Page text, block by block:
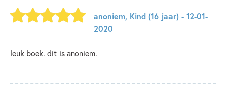
anoniem, Kind (16 jaar) - 12-01-
2020
leuk boek. dit is anoniem.